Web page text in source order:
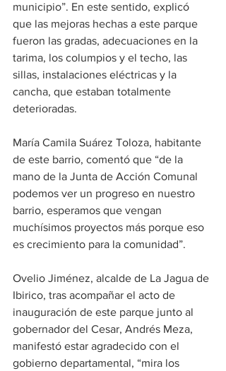
municipio”. En este sentido, explicó
que las mejoras hechas a este parque
fueron las gradas, adecuaciones en la
tarima, los columpios y el techo, las
sillas, instalaciones eléctricas y la
cancha, que estaban totalmente
deterioradas.
María Camila Suárez Toloza, habitante
de este barrio, comentó que “de la
mano de la Junta de Acción Comunal
podemos ver un progreso en nuestro
barrio, esperamos que vengan
muchísimos proyectos más porque eso
es crecimiento para la comunidad”.
Ovelio Jiménez, alcalde de La Jagua de
Ibirico, tras acompañar el acto de
inauguración de este parque junto al
gobernador del Cesar, Andrés Meza,
manifestó estar agradecido con el
gobierno departamental, “mira los